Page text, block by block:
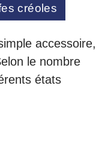
créoles
accessoire,
le nombre
états